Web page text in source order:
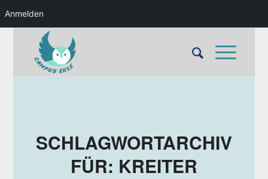
Anmelden
SCHLAGWORTARCHIV
FÜR: KREITER